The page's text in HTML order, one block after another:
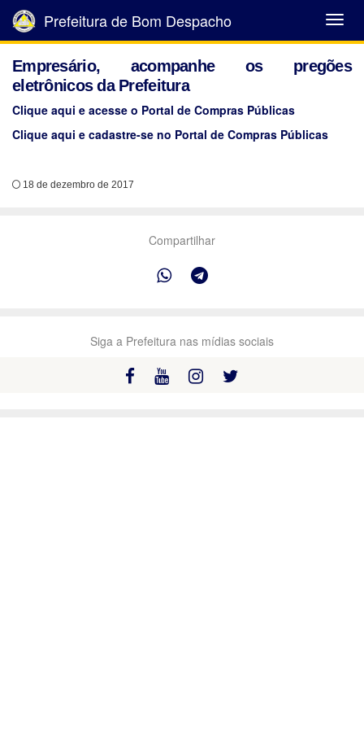
Abrir
Menu
Prefeitura de Bom Despacho
Empresário, acompanhe os pregões
eletrônicos da Prefeitura
Clique aqui e acesse o Portal de Compras Públicas
Clique aqui e cadastre-se no Portal de Compras Públicas
18 de dezembro de 2017
Compartilhar
Siga a Prefeitura nas mídias sociais